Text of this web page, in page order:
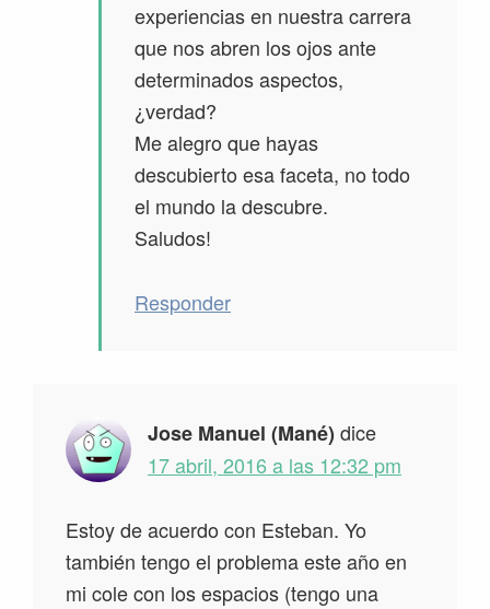
experiencias en nuestra carrera
que nos abren los ojos ante
determinados aspectos,
¿verdad?
Me alegro que hayas
descubierto esa faceta, no todo
el mundo la descubre.
Saludos!
Responder
Jose Manuel (Mané) dice
17 abril, 2016 a las 12:32 pm
Estoy de acuerdo con Esteban. Yo
también tengo el problema este año en
mi cole con los espacios (tengo una